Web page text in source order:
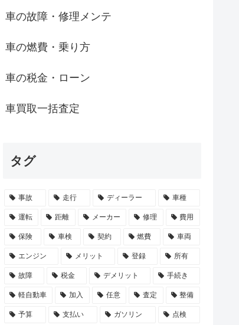
車の故障・修理メンテ
車の燃費・乗り方
車の税金・ローン
車買取一括査定
タグ
事故 走行 ディーラー 車種
運転 距離 メーカー 修理 費用
保険 車検 契約 燃費 車両
エンジン メリット 登録 所有
故障 税金 デメリット 手続き
軽自動車 加入 任意 査定 整備
予算 支払い ガソリン 点検